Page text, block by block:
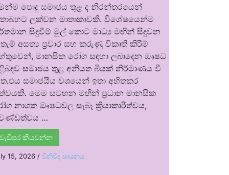
පොදු සමාජය තුළ ද නිරන්තරයෙන්
ලක්වන මාතෘකාවකි. විශේෂයෙන්ම
සිදුවීම් මුල් කොට මාධ්‍ය මඟින් සිදුවන
අසත්‍ය ප්‍රචාර සහ කරුණු විකෘති කිරීම්
මානසික රෝග සඳහා ලබාදෙන ඖෂධ
සමාජය තුළ අනියත බියක් නිර්මාණය වී
සමාජයීය වශයෙන් ඉතා අහිතකර
මෙම සටහන මඟින් ප්‍රධාන මානසික
නාශක ඖෂධවල සැබෑ ක්‍රියාකාරීත්වය,
…
වැඩිපුර කියවන්න
15, 2026 / විනිවිද සායනය